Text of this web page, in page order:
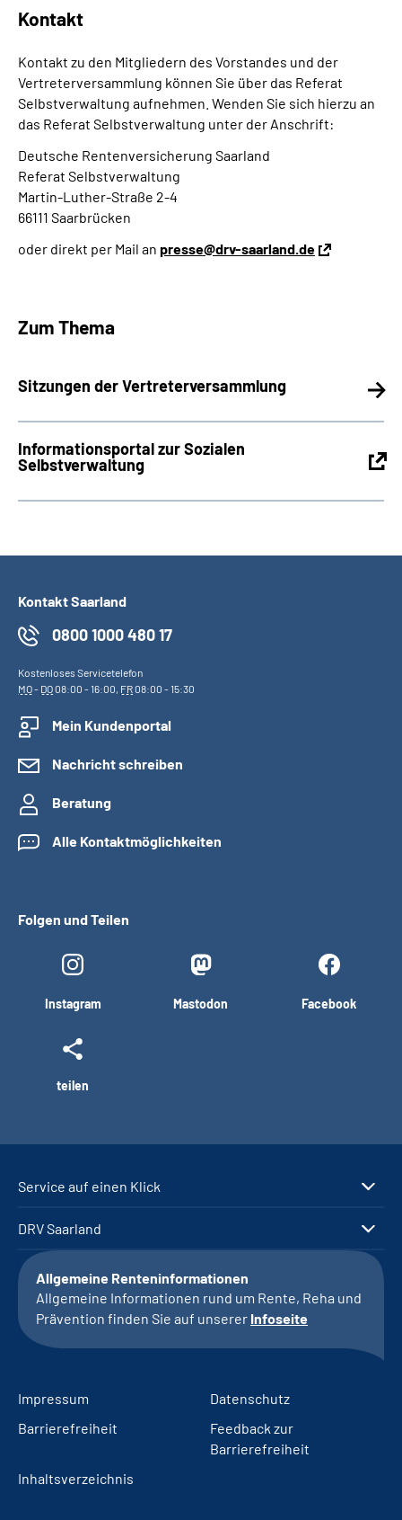
Kontakt
Kontakt zu den Mitgliedern des Vorstandes und der
Vertreterversammlung können Sie über das Referat
Selbstverwaltung aufnehmen. Wenden Sie sich hierzu an
das Referat Selbstverwaltung unter der Anschrift:
Deutsche Rentenversicherung Saarland
Referat Selbstverwaltung
Martin-Luther-Straße 2-4
66111 Saarbrücken
oder direkt per Mail an presse@drv-saarland.de
Zum Thema
Sitzungen der Vertreterversammlung
Informationsportal zur Sozialen
Selbstverwaltung
Kontakt Saarland
0800 1000 480 17
Kostenloses Servicetelefon
MO- DO08:00 - 16:00, FR08:00 - 15:30
Mein Kundenportal
Nachricht schreiben
Beratung
Alle Kontaktmöglichkeiten
Folgen und Teilen
Instagram Mastodon Facebook
teilen
Service auf einen Klick
DRV Saarland
Allgemeine Renteninformationen
Allgemeine Informationen rund um Rente, Reha und
Prävention finden Sie auf unserer Infoseite
Impressum
Datenschutz
Barrierefreiheit
Feedback zur
Barrierefreiheit
Inhaltsverzeichnis